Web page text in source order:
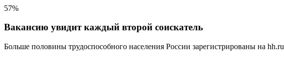
57%
Вакансию увидит каждый второй соискатель
Больше половины трудоспособного населения России зарегистрированы на hh.ru